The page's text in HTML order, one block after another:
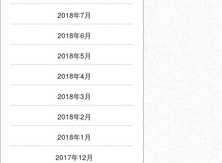
2018年7月
2018年6月
2018年5月
2018年4月
2018年3月
2018年2月
2018年1月
2017年12月